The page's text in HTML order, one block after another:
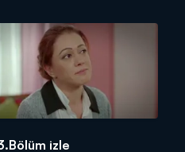
kavga Mert’i zor durumda
izle